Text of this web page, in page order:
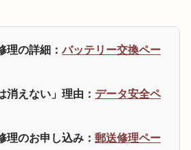
理の詳細：バッテリー交換ペー
消えない」理由： データ安全ペ
理のお申し込み： 郵送修理ペー